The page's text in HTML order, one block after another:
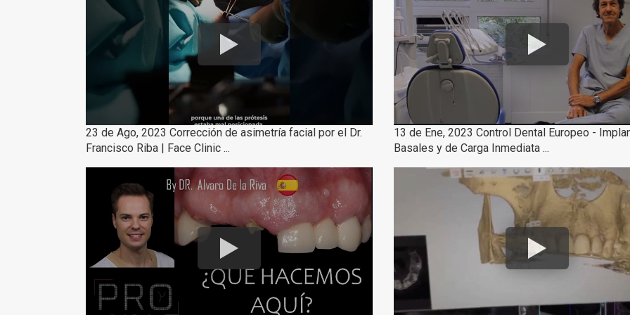
23 de Ago, 2023 Corrección de asimetría facial por el Dr.
Francisco Riba | Face Clinic ...
13 de Ene, 2023 Control Dental Europeo -
Basales y de Carga Inmediata ...